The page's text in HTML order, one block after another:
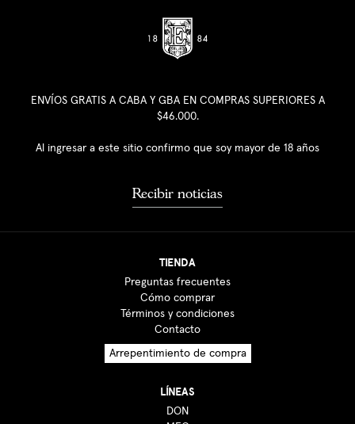
ENVÍOS GRATIS A CABA Y GBA EN COMPRAS SUPERIORES A
$46.000.
Al ingresar a este sitio confirmo que soy mayor de 18 años
Recibir noticias
TIENDA
Preguntas frecuentes
Cómo comprar
Términos y condiciones
Contacto
Arrepentimiento de compra
LÍNEAS
DON